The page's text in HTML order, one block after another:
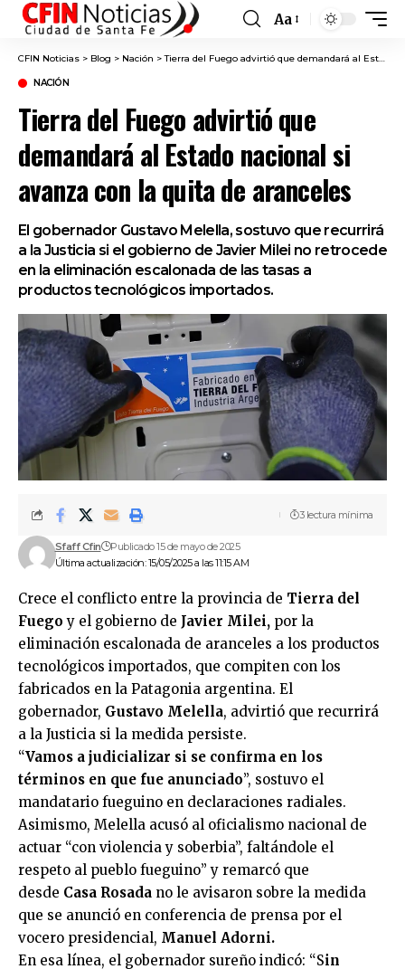
Font
Resizer
Aa
CFIN Noticias > Blog > Nación >Tierra del Fuego advirtió que demandará al Estado nacional si avanza con la quita de aranceles
NACIÓN
Tierra del Fuego advirtió que
demandará al Estado nacional si
avanza con la quita de aranceles
El gobernador Gustavo Melella, sostuvo que recurrirá
a la Justicia si el gobierno de Javier Milei no retrocede
en la eliminación escalonada de las tasas a
productos tecnológicos importados.
Última actualización: 15/05/2025 a las 11:15 AM
Sfaff Cfin Publicado 15 de mayo de 2025
3 lectura mínima
Crece el conflicto entre la provincia de Tierra del
Fuego y el gobierno de Javier Milei, por la
eliminación escalonada de aranceles a los productos
tecnológicos importados, que compiten con los
fabricados en la Patagonia argentina. El
gobernador, Gustavo Melella, advirtió que recurrirá
a la Justicia si la medida persiste.
“Vamos a judicializar si se confirma en los
términos en que fue anunciado”, sostuvo el
mandatario fueguino en declaraciones radiales.
Asimismo, Melella acusó al oficialismo nacional de
actuar “con violencia y soberbia”, faltándole el
respeto al pueblo fueguino” y remarcó que
desde Casa Rosada no le avisaron sobre la medida
que se anunció en conferencia de prensa por el
vocero presidencial, Manuel Adorni.
En esa línea, el gobernador sureño indicó: “Sin